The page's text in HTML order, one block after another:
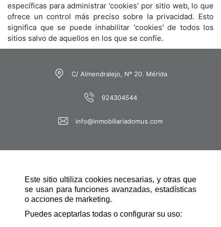
Este sitio ultiliza cookies necesarias, y otras que
se usan para funciones avanzadas, estadísticas
o acciones de marketing.
Puedes aceptarlas todas o configurar su uso:
específicas para administrar 'cookies' por sitio web, lo que
ofrece un control más preciso sobre la privacidad. Esto
significa que se puede inhabilitar 'cookies' de todos los
sitios salvo de aquellos en los que se confíe.
C/ Almendralejo, Nº 20. Mérida
924304544
info@inmobiliariadomus.com
NAVEGACIÓN RÁPIDA